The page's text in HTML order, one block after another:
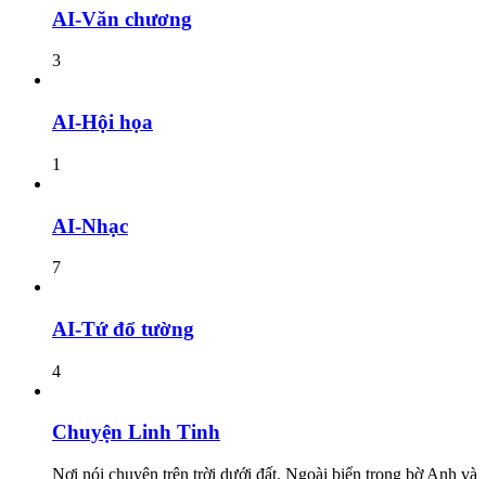
AI-Văn chương
3
AI-Hội họa
1
AI-Nhạc
7
AI-Tứ đổ tường
4
Chuyện Linh Tinh
Nơi nói chuyện trên trời dưới đất. Ngoài biển trong bờ Anh và